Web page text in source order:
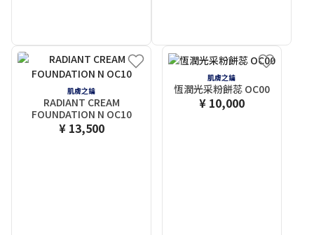
肌膚之鑰
RADIANT CREAM
FOUNDATION N OC10
¥ 13,500
肌膚之鑰
恆潤光采粉餅蕊 OC00
¥ 10,000